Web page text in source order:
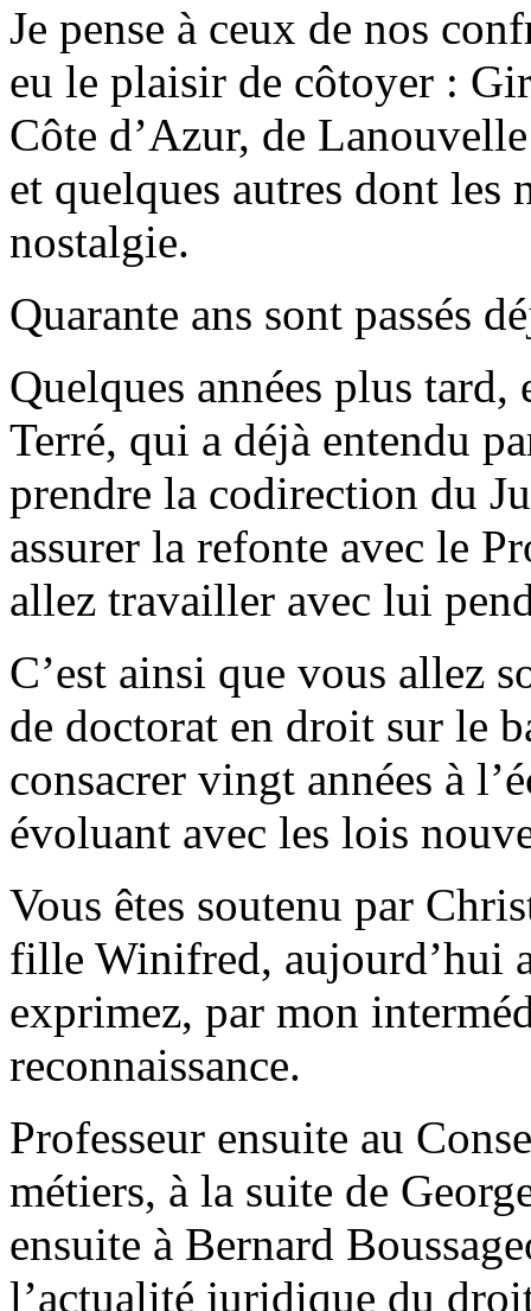
Je pense à ceux de nos
eu le plaisir de côtoyer :
Côte d’Azur, de
et quelques autres dont les
nostalgie.
Quarante ans sont passés
Quelques années plus
Terré, qui a déjà entendu
prendre la codirection du
assurer la refonte avec le
allez travailler avec lui
C’est ainsi que vous allez
de doctorat en droit sur le
consacrer vingt années à
évoluant avec les lois
Vous êtes soutenu par
fille Winifred, aujourd’hui
exprimez, par mon
reconnaissance.
Professeur ensuite au
métiers, à la suite de
ensuite à Bernard
l’actualité juridique du